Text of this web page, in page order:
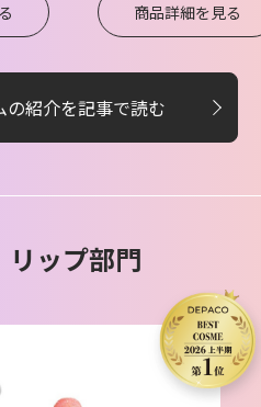
商品詳細を見る
の紹介を記事で読む
リップ部門